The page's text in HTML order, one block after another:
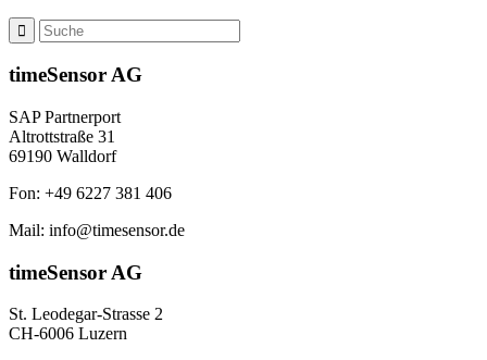
timeSensor AG
SAP Partnerport
Altrottstraße 31
69190 Walldorf
Fon: +49 6227 381 406
Mail: info@timesensor.de
timeSensor AG
St. Leodegar-Strasse 2
CH-6006 Luzern